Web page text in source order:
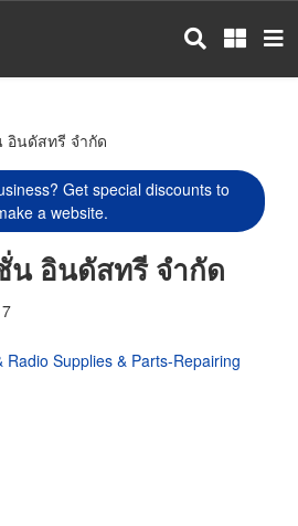
อินดัสทรี จำกัด
Get special discounts to
a website.
น อินดัสทรี จำกัด
Radio Supplies & Parts-Repairing